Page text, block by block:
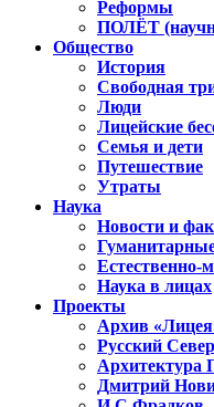
Реформы
ПОЛЁТ
Общество
История
Свободная
Люди
Лицейские
Семья и дети
Путешествие
Утраты
Наука
Новости и
Естественно-
Наука в лицах
Проекты
Архив
Русский Север
Архитектура
Дмитрий